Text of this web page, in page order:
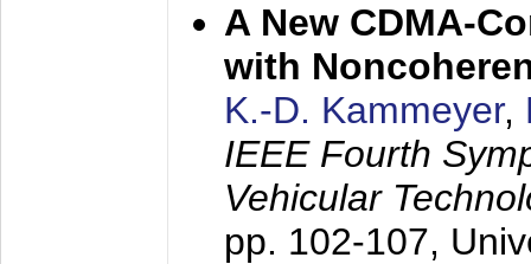
A New CDMA-
with
K.-D. Kammeyer,
IEEE Fourth
Vehicular
pp. 102-107,